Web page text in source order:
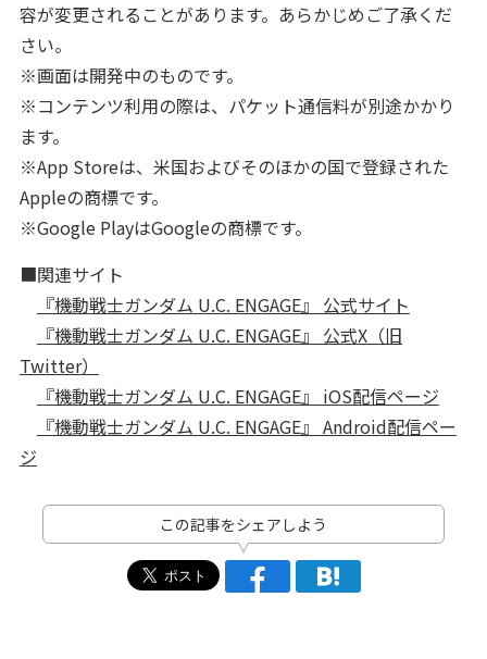
容が変更されることがあります。あらかじめご了承くだ
さい。
※画面は開発中のものです。
※コンテンツ利用の際は、パケット通信料が別途かかり
ます。
※App Storeは、米国およびそのほかの国で登録された
Appleの商標です。
※Google PlayはGoogleの商標です。
■関連サイト
『機動戦士ガンダム U.C. ENGAGE』 公式サイト
『機動戦士ガンダム U.C. ENGAGE』 公式X（旧
Twitter）
『機動戦士ガンダム U.C. ENGAGE』 iOS配信ページ
『機動戦士ガンダム U.C. ENGAGE』 Android配信ペー
ジ
この記事をシェアしよう